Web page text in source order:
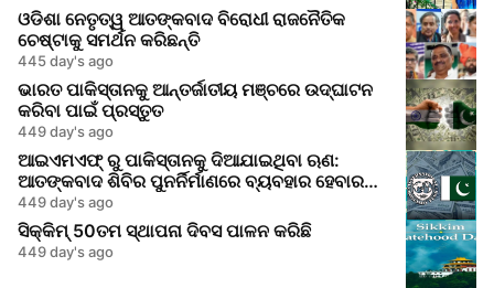
ଓଡିଶା ନେତୃତ୍ୱ ଆତଙ୍କବାଦ ବିରୋଧୀ ରାଜନୈତିକ
ଚେଷ୍ଟାକୁ ସମର୍ଥନ କରିଛନ୍ତି
445 day's ago
ଭାରତ ପାକିସ୍ତାନକୁ ଆନ୍ତର୍ଜାତୀୟ ମଞ୍ଚରେ ଉଦ୍‌ଘାଟନ
କରିବା ପାଇଁ ପ୍ରସ୍ତୁତ
449 day's ago
ଆଇଏମଏଫ୍ ରୁ ପାକିସ୍ତାନକୁ ଦିଆଯାଇଥିବା ଋଣ:
ଆତଙ୍କବାଦ ଶିବିର ପୁନର୍ନିର୍ମାଣରେ ବ୍ୟବହାର ହେବାର
ଆଶଙ୍କା
449 day's ago
ସିକ୍କିମ୍ 50ତମ ସ୍ଥାପନା ଦିବସ ପାଳନ କରିଛି
449 day's ago